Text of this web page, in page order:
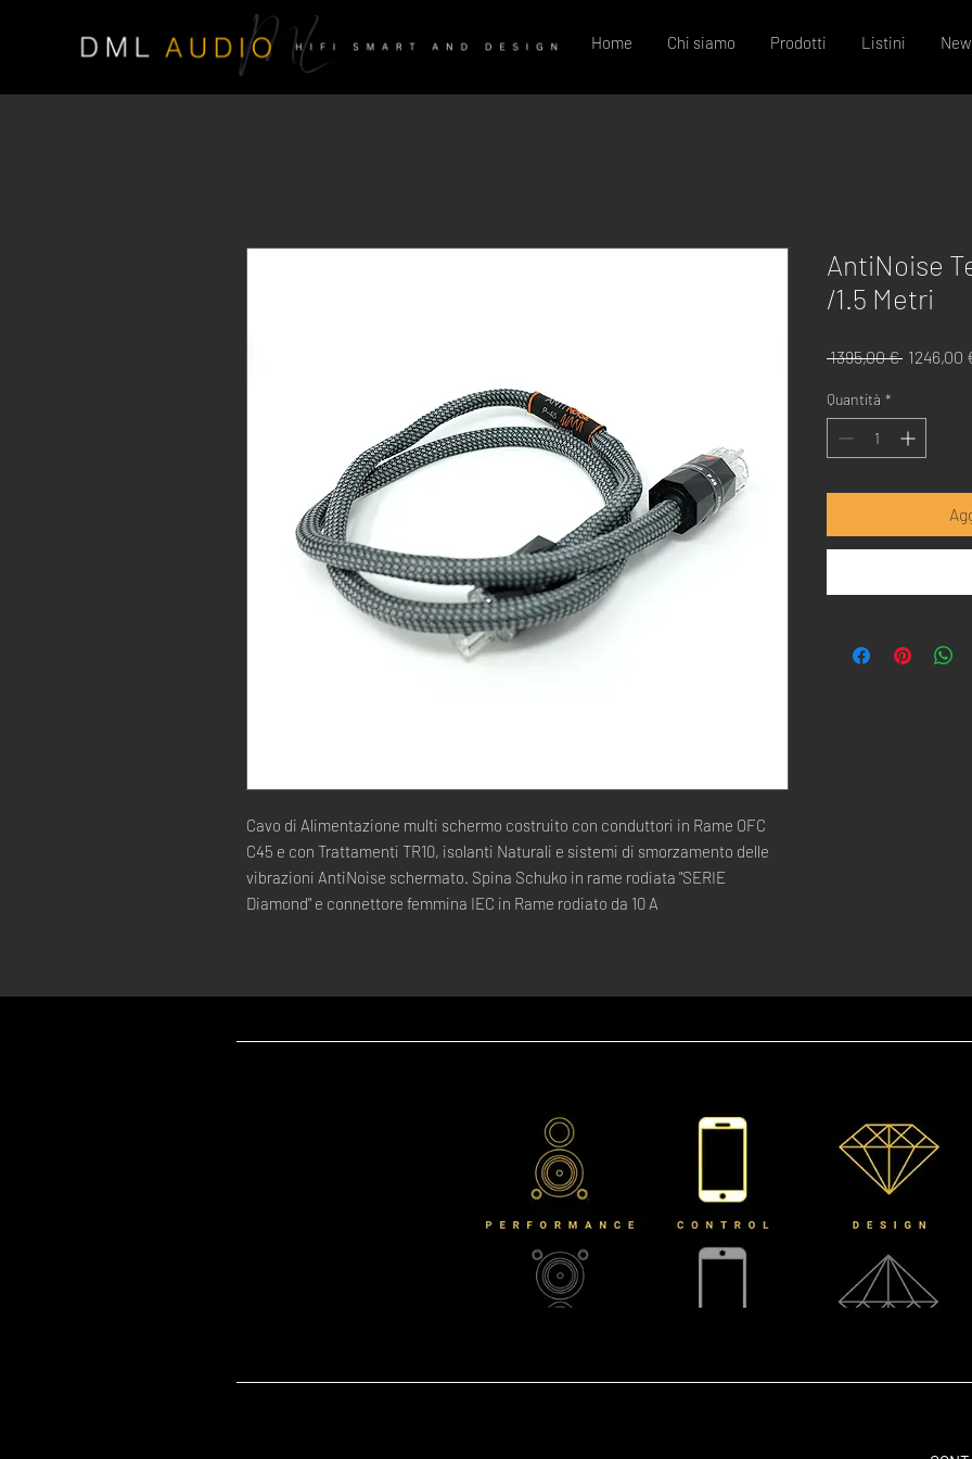
Home Chi siamo Prodotti Listini
Cavo di Alimentazione multi schermo costruito con conduttori in Rame OFC
C45 e con Trattamenti TR10, isolanti Naturali e sistemi di smorzamento delle
vibrazioni AntiNoise schermato. Spina Schuko in rame rodiata "SERIE
Diamond" e connettore femmina IEC in Rame rodiato da 10 A
AntiNoise
/1.5 Metri
1395,00 € Prezzo
1246,00
Quantità *